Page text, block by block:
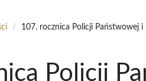
/
107. rocznica Policji Państwowej
Policji